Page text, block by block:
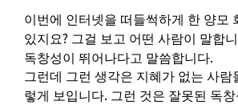
이번에 인터넷을 떠들썩하게 한 양모
있지요? 그걸 보고 어떤 사람이 말합
독창성이 뛰어나다고 말씀합니다.
그런데 그런 생각은 지혜가 없는 사람
렇게 보입니다. 그런 것은 잘못된 독창